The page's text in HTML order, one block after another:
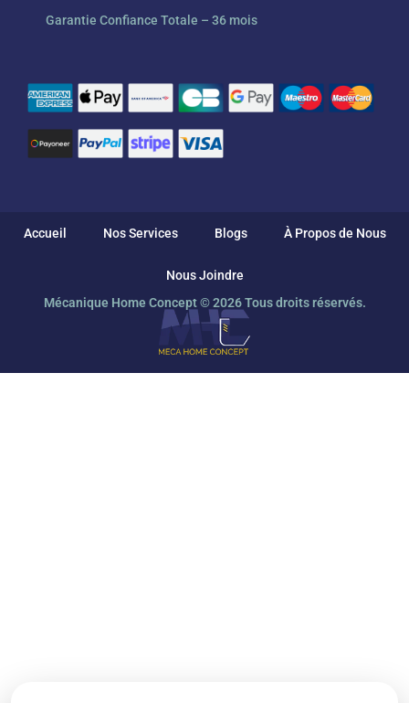
Garantie Confiance Totale – 36 mois
Mécanique Home Concept © 2026 Tous droits réservés.
Accueil Nos Services Blogs À Propos de Nous
Nous Joindre